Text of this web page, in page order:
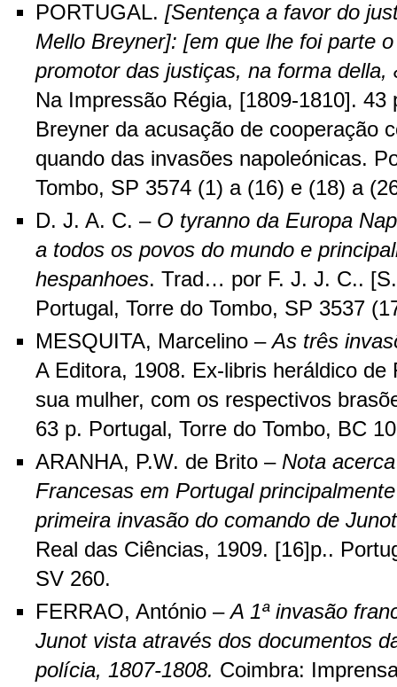
PORTUGAL. [Sentença a favor do
Mello Breyner]: [em que lhe foi parte
promotor das justiças, na forma della,
Na Impressão Régia, [1809-1810]. 43
Breyner da acusação de cooperação
quando das invasões napoleónicas.
Tombo, SP 3574 (1) a (16) e (18) a
D. J. A. C. – O tyranno da Europa
a todos os povos do mundo e
hespanhoes. Trad… por F. J. J. C..
Portugal, Torre do Tombo, SP 3537
MESQUITA, Marcelino –As três
A Editora, 1908. Ex-libris heráldico de
sua mulher, com os respectivos
63 p. Portugal, Torre do Tombo, BC
ARANHA, P.W. de Brito – Nota
Francesas em Portugal
primeira invasão do comando de Junot
Real das Ciências, 1909. [16]p..
SV 260.
FERRAO, António –A 1ª invasão
Junot vista através dos documentos
polícia, 1807-1808. Coimbra: